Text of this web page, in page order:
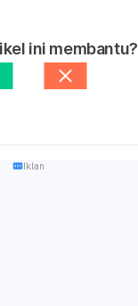
ini membantu?
Iklan